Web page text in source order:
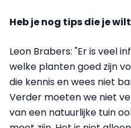
Heb je nog tips die je
Leon Brabers: "Er is veel
welke planten goed zijn
die kennis en wees niet
Verder moeten we niet
van een natuurlijke tuin